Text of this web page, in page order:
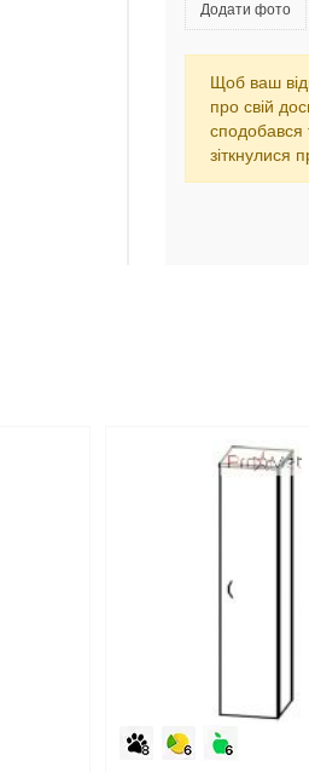
Додати фото
Щоб ваш
про свій
зіткнулися